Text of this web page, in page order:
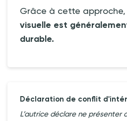
Grâce à cette approche,
visuelle est
durable.
Déclaration de conflit
L’autrice déclare ne présenter